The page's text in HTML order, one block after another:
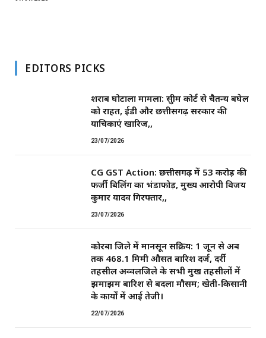
EDITORS PICKS
शराब घोटाला मामला: सुप्रीम कोर्ट से चैतन्य बघेल
को राहत, ईडी और छत्तीसगढ़ सरकार की
याचिकाएं खारिज,,
23/07/2026
CG GST Action: छत्तीसगढ़ में 53 करोड़ की
फर्जी बिलिंग का भंडाफोड़, मुख्य आरोपी विजय
कुमार यादव गिरफ्तार,,
23/07/2026
कोरबा जिले में मानसून सक्रिय: 1 जून से अब
तक 468.1 मिमी औसत बारिश दर्ज, दर्री
तहसील अव्वलजिले के सभी प्रमुख तहसीलों में
झमाझम बारिश से बदला मौसम; खेती-किसानी
के कार्यों में आई तेजी।
22/07/2026